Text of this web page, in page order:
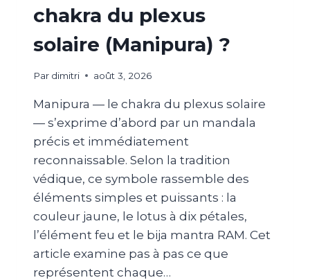
chakra du plexus
solaire (Manipura) ?
Par dimitri août 3, 2026
Manipura — le chakra du plexus solaire
— s’exprime d’abord par un mandala
précis et immédiatement
reconnaissable. Selon la tradition
védique, ce symbole rassemble des
éléments simples et puissants : la
couleur jaune, le lotus à dix pétales,
l’élément feu et le bija mantra RAM. Cet
article examine pas à pas ce que
représentent chaque…